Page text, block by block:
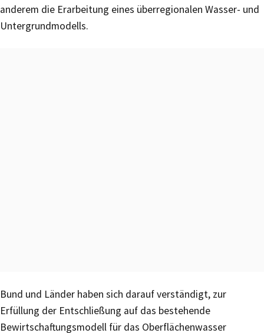
anderem die Erarbeitung eines überregionalen Wasser- und
Untergrundmodells.
Bund und Länder haben sich darauf verständigt, zur
Erfüllung der Entschließung auf das bestehende
Bewirtschaftungsmodell für das Oberflächenwasser